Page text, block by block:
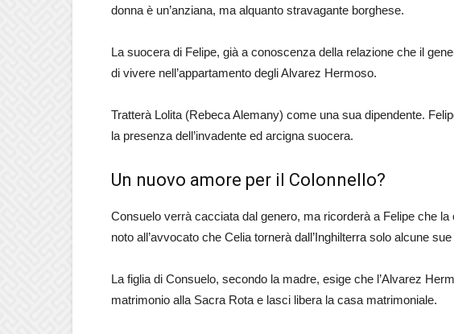
donna è un’anziana, ma alquanto stravagante borghese.
La suocera di Felipe, già a conoscenza della relazione che il
di vivere nell’appartamento degli Alvarez Hermoso.
Tratterà Lolita (Rebeca Alemany) come una sua dipendente.
la presenza dell’invadente ed arcigna suocera.
Un nuovo amore per il Colonnello?
Consuelo verrà cacciata dal genero, ma ricorderà a Felipe che
noto all’avvocato che Celia tornerà dall’Inghilterra solo alcune
La figlia di Consuelo, secondo la madre, esige che l’Alvarez
matrimonio alla Sacra Rota e lasci libera la casa matrimoniale.